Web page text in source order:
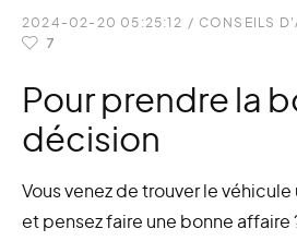
2024-02-20 05:25:12 / CONSEILS
7
Pour prendre la
décision
Vous venez de trouver le
et pensez faire une bonne affaire